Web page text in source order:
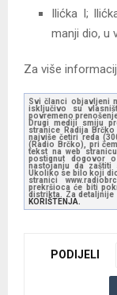
Ilićka I;
manji dio, u
Za više
Svi članci objavljeni
isključivo su
povremeno
Drugi mediji smiju
stranice Radija
najviše četiri reda
(Radio Brčko), pri
tekst na web
postignut dogovor
nastojanju da
Ukoliko se bilo koji
stranici
prekršioca će biti
distrikta. Za
KORIŠTENJA.
PODIJELI